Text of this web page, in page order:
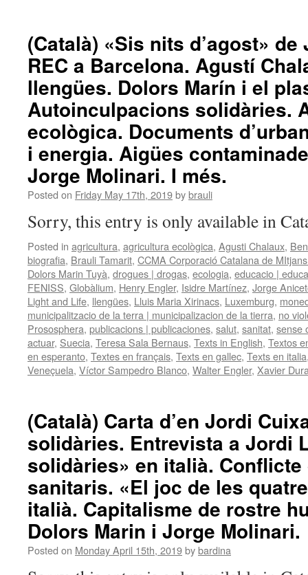
(Català) «Sis nits d’agost»
REC a Barcelona. Agustí
llengües. Dolors Marín i el
Autoinculpacions solidàries.
ecològica. Documents
i energia. Aigües
Jorge Molinari. I més.
Posted on Friday May 17th, 2019bybrauli
Sorry, this entry is only available in
Posted in agricultura, agricultura ecològica, Agusti Chalaux,
biografia, Brauli Tamarit, CCMA Corporació Catalana de
Dolors Marin Tuyà, drogues | drogas, ecologia, educacio |
FENISS, Globàlium, Henry Engler, Isidre Martínez, Jorge
Light and Life, llengües, Lluis Maria Xirinacs, Luxemburg,
municipalitzacio de la terra | municipalizacion de la tierra, no
Prososphera, publicacions | publicaciones, salut, sanitat, sense
actuar, Suecia, Teresa Sala Bernaus, Texts in English, Textos
en esperanto, Textes en français, Texts en gallec, Texts en italia
Veneçuela, Víctor Sampedro Blanco, Walter Engler, Xavier
(Català) Carta d’en Jordi
solidàries. Entrevista a Jordi
solidàries» en italià. Conflicte
sanitaris. «El joc de les
italià. Capitalisme de rostre
Dolors Marin i Jorge Molinari.
Posted on Monday April 15th, 2019bybardina